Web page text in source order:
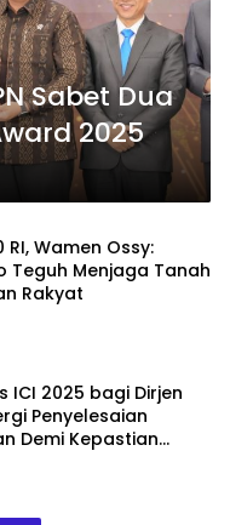
Sabet Dua
2025
Wamen Ossy:
Teguh Menjaga Tanah
Rakyat
ICI 2025 bagi Dirjen
Penyelesaian
Demi Kepastian